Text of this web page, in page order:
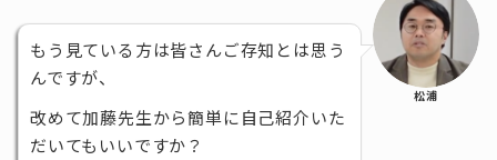
もう見ている方は皆さんご存知とは思う
んですが、
改めて加藤先生から簡単に自己紹介いた
だいてもいいですか？
松浦